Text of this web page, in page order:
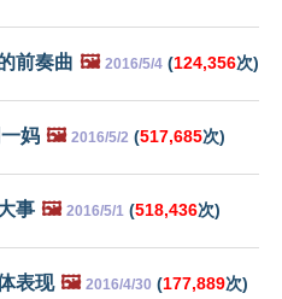
前奏曲 🖼️ 2016/5/4 (124,356次)
妈 🖼️ 2016/5/2 (517,685次)
事 🖼️ 2016/5/1 (518,436次)
表现 🖼️ 2016/4/30 (177,889次)